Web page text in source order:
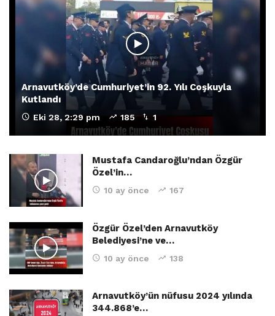
Arnavutköy’de Cumhuriyet’in 92. Yılı Coşkuyla
Kutlandı
Eki 28, 2:29 pm 185 1
Mustafa Candaroğlu’ndan Özgür
Özel’in…
10 ay önce 167
Özgür Özel’den Arnavutköy
Belediyesi’ne ve…
10 ay önce 138
Arnavutköy’ün nüfusu 2024 yılında
344.868’e…